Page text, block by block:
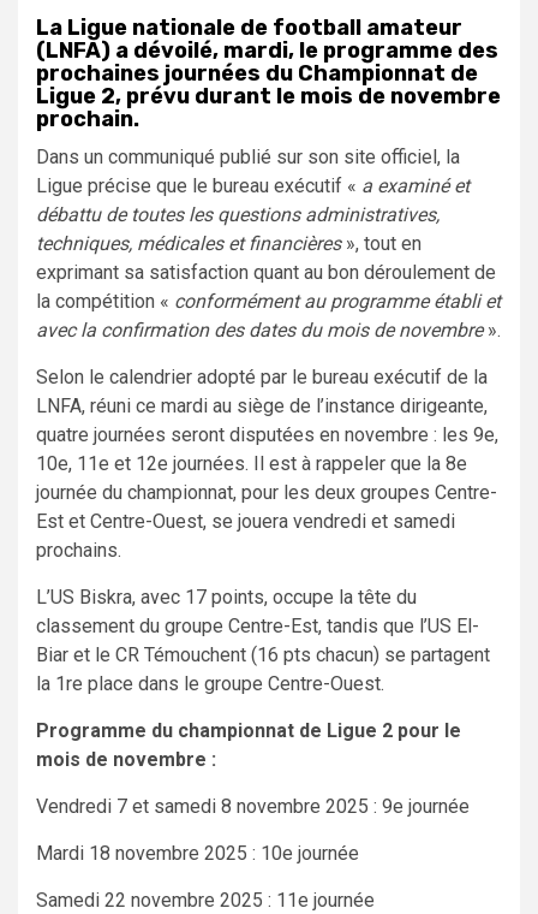
La Ligue nationale de football amateur
(LNFA) a dévoilé, mardi, le programme des
prochaines journées du Championnat de
Ligue 2, prévu durant le mois de novembre
prochain.
Dans un communiqué publié sur son site officiel, la
Ligue précise que le bureau exécutif « a examiné et
débattu de toutes les questions administratives,
techniques, médicales et financières», tout en
exprimant sa satisfaction quant au bon déroulement de
la compétition « conformément au programme établi et
avec la confirmation des dates du mois de novembre».
Selon le calendrier adopté par le bureau exécutif de la
LNFA, réuni ce mardi au siège de l’instance dirigeante,
quatre journées seront disputées en novembre : les 9e,
10e, 11e et 12e journées. Il est à rappeler que la 8e
journée du championnat, pour les deux groupes Centre-
Est et Centre-Ouest, se jouera vendredi et samedi
prochains.
L’US Biskra, avec 17 points, occupe la tête du
classement du groupe Centre-Est, tandis que l’US El-
Biar et le CR Témouchent (16 pts chacun) se partagent
la 1re place dans le groupe Centre-Ouest.
Programme du championnat de Ligue 2 pour le
mois de novembre :
Vendredi 7 et samedi 8 novembre 2025 : 9e journée
Mardi 18 novembre 2025 : 10e journée
Samedi 22 novembre 2025 : 11e journée